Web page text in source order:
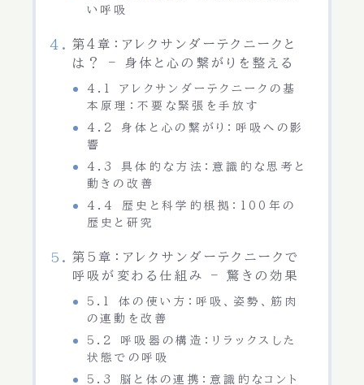
い呼吸
第4章：アレクサンダーテクニークと
は？ – 身体と心の繋がりを整える
4.1 アレクサンダーテクニークの基
本原理：不要な緊張を手放す
4.2 身体と心の繋がり：呼吸への影
響
4.3 具体的な方法：意識的な思考と
動きの改善
4.4 歴史と科学的根拠：100年の
歴史と研究
第5章：アレクサンダーテクニークで
呼吸が変わる仕組み – 驚きの効果
5.1 体の使い方：呼吸、姿勢、筋肉
の連動を改善
5.2 呼吸器の構造：リラックスした
状態での呼吸
5.3 脳と体の連携：意識的なコント